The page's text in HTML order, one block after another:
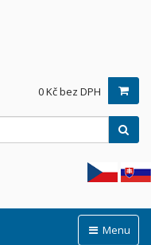
0 Kč bez DPH
Menu